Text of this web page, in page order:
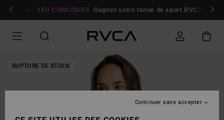
Se connecter / s'inscrire
JEU CONCOURS Gagnez votre tenue de sport RVCA
RUPTURE DE STOCK
Continuer sans accepter